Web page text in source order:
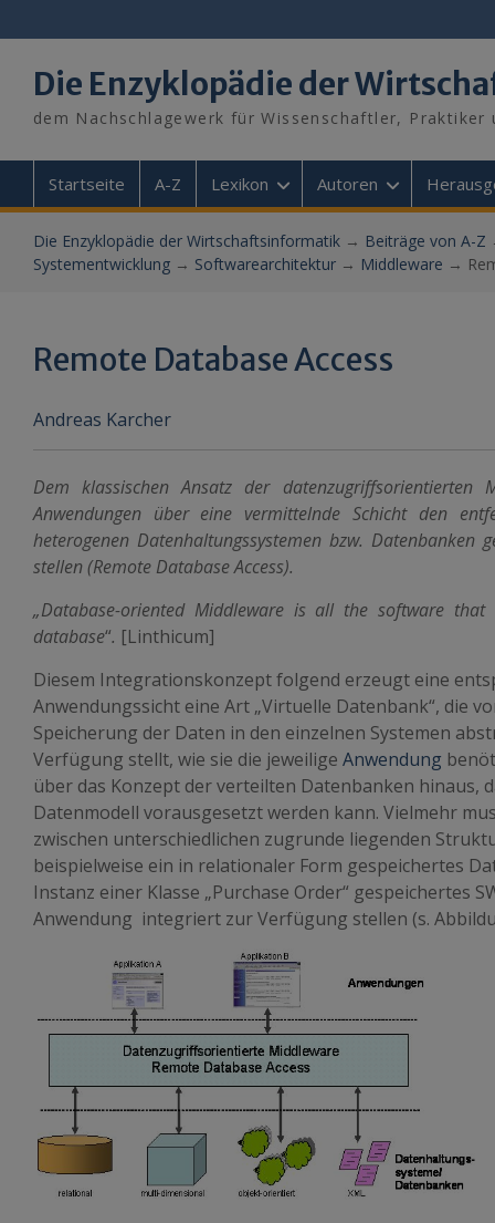
to
Die Enzyklopädie der
dem Nachschlagewerk für Wissenschaftler, Praktiker
Startseite A-Z Lexikon Autoren
Die Enzyklopädie der Wirtschaftsinformatik→ Beiträge von A-Z
Systementwicklung→ Softwarearchitektur→ Middleware →
Remote Database Access
Andreas Karcher
Dem klassischen Ansatz der datenzugriffsorientierten
Anwendungen über eine vermittelnde Schicht den
heterogenen Datenhaltungssystemen bzw. Datenbanken
stellen (Remote Database Access).
„Database-oriented Middleware is all the software
database“. [Linthicum]
Diesem Integrationskonzept folgend erzeugt eine
Anwendungssicht eine Art „Virtuelle Datenbank“, die
Speicherung der Daten in den einzelnen Systemen
Verfügung stellt, wie sie die jeweilige Anwendung
über das Konzept der verteilten Datenbanken hinaus,
Datenmodell vorausgesetzt werden kann. Vielmehr
zwischen unterschiedlichen zugrunde liegenden
beispielweise ein in relationaler Form gespeichertes
Instanz einer Klasse „Purchase Order“ gespeichertes
Anwendung integriert zur Verfügung stellen (s.